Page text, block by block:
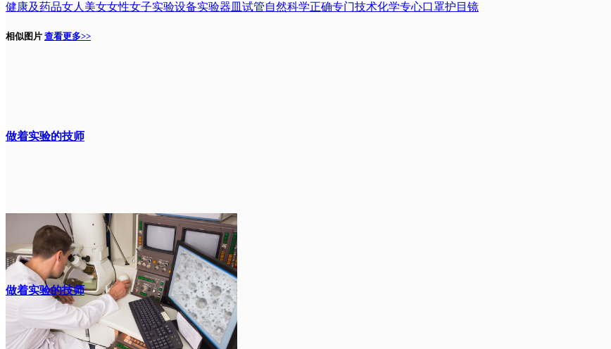
健康及药品女人 美女女性女子实验设备实验器皿 试管自然科学正确专门技术化学专心口罩护目镜
相似图片 查看更多>>
做着实验的技师
做着实验的技师